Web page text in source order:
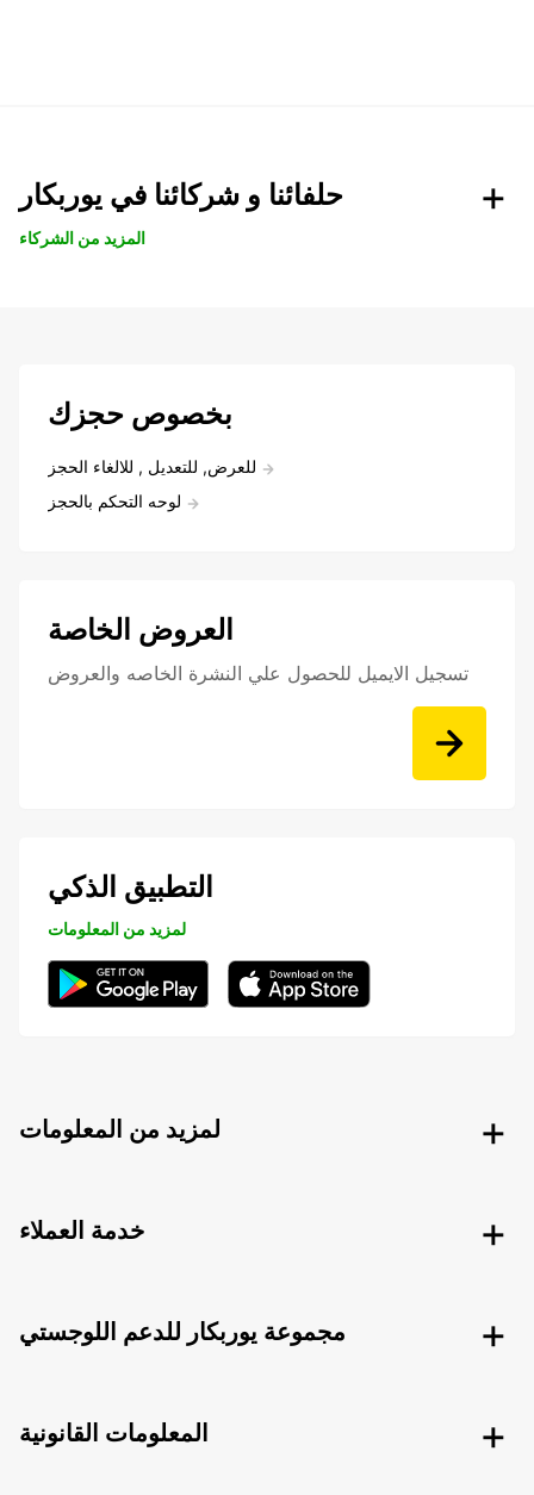
حلفائنا و شركائنا في يوربكار
المزيد من الشركاء
بخصوص حجزك
للعرض, للتعديل , للالغاء الحجز
لوحه التحكم بالحجز
العروض الخاصة
تسجيل الايميل للحصول علي النشرة الخاصه والعروض
التطبيق الذكي
لمزيد من المعلومات
لمزيد من المعلومات
خدمة العملاء
مجموعة يوربكار للدعم اللوجستي
المعلومات القانونية